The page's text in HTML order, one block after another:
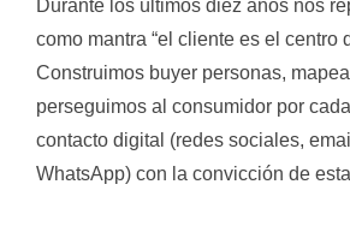
Durante los últimos diez años nos
como mantra “el cliente es el centro
Construimos buyer personas,
perseguimos al consumidor por
contacto digital (redes sociales,
WhatsApp) con la convicción de